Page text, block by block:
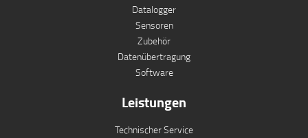
Datalogger
Sensoren
Zubehör
Datenübertragung
Software
Leistungen
Technischer Service